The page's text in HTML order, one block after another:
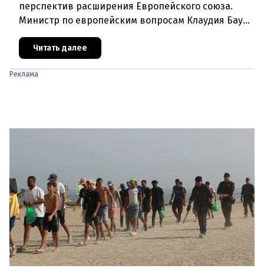
перспектив расширения Европейского союза.
Министр по европейским вопросам Клаудия Бауэр
(ÖVP) категорически исключила возможность
ускоренного присоединения
Читать далее
Реклама